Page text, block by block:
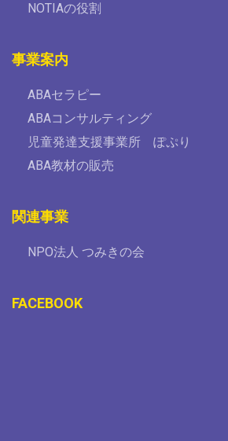
NOTIAの役割
事業案内
ABAセラピー
ABAコンサルティング
児童発達支援事業所 ぽぷり
ABA教材の販売
関連事業
NPO法人 つみきの会
FACEBOOK